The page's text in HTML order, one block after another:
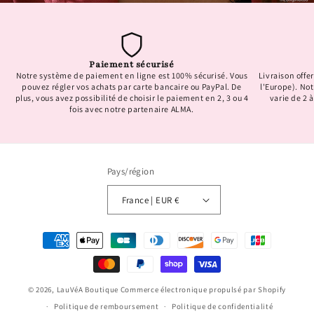
Paiement sécurisé
Notre système de paiement en ligne est 100% sécurisé. Vous
pouvez régler vos achats par carte bancaire ou PayPal. De
plus, vous avez possibilité de choisir le paiement en 2, 3 ou 4
fois avec notre partenaire ALMA.
Livraison
l'Europe).
varie de 2
Pays/région
France | EUR €
Moyens
© 2026, LauVéA Boutique Commerce électronique propulsé par Shopify
Politique de remboursement
Politique de confidentialité